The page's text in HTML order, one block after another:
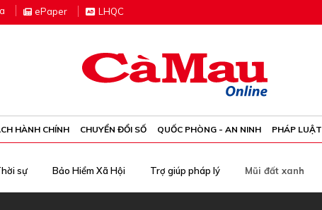
ePaper LHQC
HÀNH CHÍNH CHUYỂN ĐỔI SỐ QUỐC PHÒNG - AN NINH PHÁP LUẬT
sự Bảo Hiểm Xã Hội Trợ giúp pháp lý Mũi đất xanh